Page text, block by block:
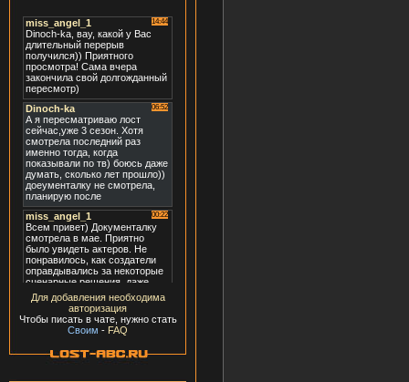
Для добавления необходима
авторизация
Чтобы писать в чате, нужно стать
Своим - FAQ